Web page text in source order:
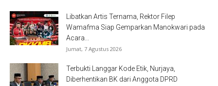
Libatkan Artis Ternama, Rektor Filep
Wamafma Siap Gemparkan Manokwari pada
Acara...
Jumat, 7 Agustus 2026
Terbukti Langgar Kode Etik, Nurjaya,
Diberhentikan BK dari Anggota DPRD